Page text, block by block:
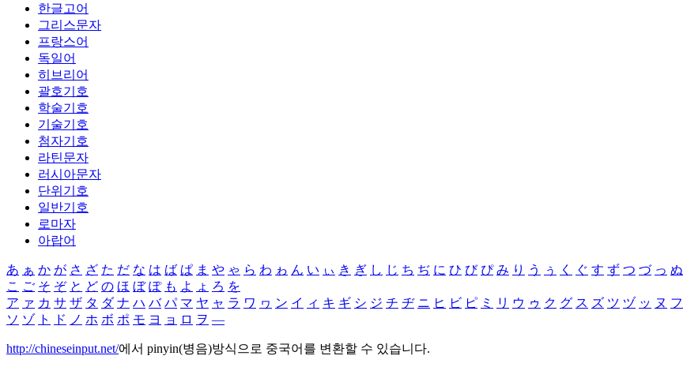
한글고어
그리스문자
프랑스어
독일어
히브리어
괄호기호
학술기호
기술기호
첨자기호
라틴문자
러시아문자
단위기호
일반기호
로마자
아랍어
あ ぁ か が さ ざ た だ な は ば ぱ ま や ゃ ら わ ゎ ん い ぃ き ぎ し じ ち ぢ に ひ び ぴ み り う ぅ く ぐ す ず つ づ っ ぬ
こ ご そ ぞ と ど の ほ ぼ ぽ も よ ょ ろ を
ア ァ カ サ ザ タ ダ ナ ハ バ パ マ ヤ ャ ラ ワ ヮ ン イ ィ キ ギ シ ジ チ ヂ ニ ヒ ビ ピ ミ リ ウ ゥ ク グ ス ズ ツ ヅ ッ ヌ フ
ソ ゾ ト ド ノ ホ ボ ポ モ ヨ ョ ロ ヲ ―
http://chineseinput.net/에서 pinyin(병음)방식으로 중국어를 변환할 수 있습니다.